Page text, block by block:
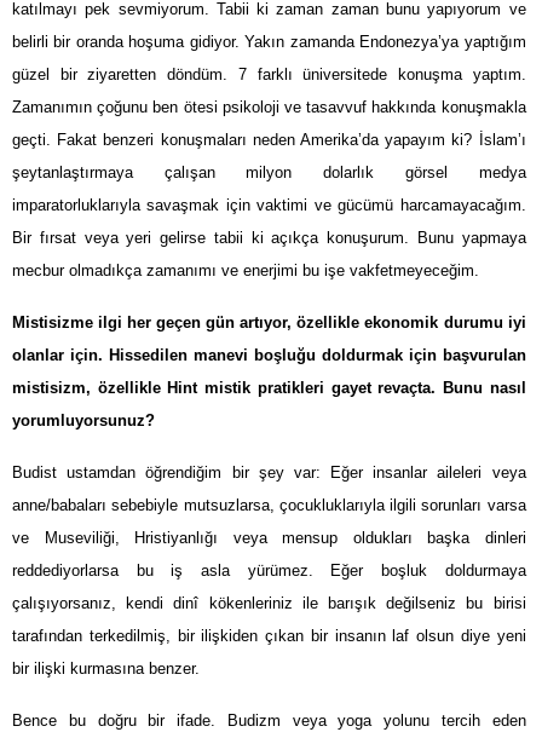
katılmayı pek sevmiyorum. Tabii ki zaman zaman bunu yapıyorum ve
belirli bir oranda hoşuma gidiyor. Yakın zamanda Endonezya’ya yaptığım
güzel bir ziyaretten döndüm. 7 farklı üniversitede konuşma yaptım.
Zamanımın çoğunu ben ötesi psikoloji ve tasavvuf hakkında konuşmakla
geçti. Fakat benzeri konuşmaları neden Amerika’da yapayım ki? İslam’ı
şeytanlaştırmaya çalışan milyon dolarlık görsel medya
imparatorluklarıyla savaşmak için vaktimi ve gücümü harcamayacağım.
Bir fırsat veya yeri gelirse tabii ki açıkça konuşurum. Bunu yapmaya
mecbur olmadıkça zamanımı ve enerjimi bu işe vakfetmeyeceğim.
Mistisizme ilgi her geçen gün artıyor, özellikle ekonomik durumu iyi
olanlar için. Hissedilen manevi boşluğu doldurmak için başvurulan
mistisizm, özellikle Hint mistik pratikleri gayet revaçta. Bunu nasıl
yorumluyorsunuz?
Budist ustamdan öğrendiğim bir şey var: Eğer insanlar aileleri veya
anne/babaları sebebiyle mutsuzlarsa, çocukluklarıyla ilgili sorunları varsa
ve Museviliği, Hristiyanlığı veya mensup oldukları başka dinleri
reddediyorlarsa bu iş asla yürümez. Eğer boşluk doldurmaya
çalışıyorsanız, kendi dinî kökenleriniz ile barışık değilseniz bu birisi
tarafından terkedilmiş, bir ilişkiden çıkan bir insanın laf olsun diye yeni
bir ilişki kurmasına benzer.
Bence bu doğru bir ifade. Budizm veya yoga yolunu tercih eden